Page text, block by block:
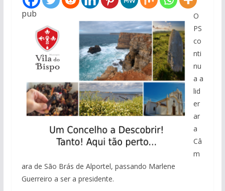
pub
O
PS
co
nti
nu
a a
lid
er
ar
a
Câ
m
ara de São Brás de Alportel, passando Marlene
Guerreiro a ser a presidente.